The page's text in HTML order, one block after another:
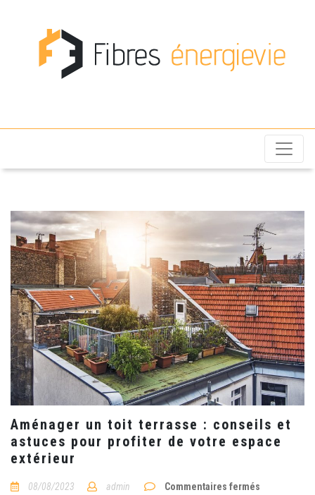
Aménager un toit terrasse : conseils et
astuces pour profiter de votre espace
extérieur
08/08/2023 admin Commentaires fermés